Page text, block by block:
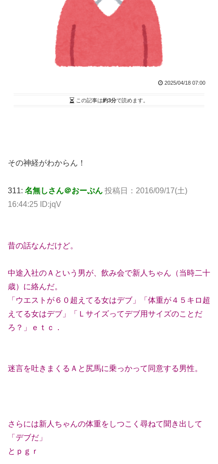
2025/04/18 07:00
この記事は約3分で読めます。
その神経がわからん！
311: 名無しさん＠おーぷん 投稿日： 2016/09/17(土)
16:44:25 ID:jqV
昔の話なんだけど。
中途入社のＡという男が、飲み会で新人ちゃん（当時二十
歳）に絡んだ。
「ウエストが６０超えてる女はデブ」「体重が４５キロ超
えてる女はデブ」「Ｌサイズってデブ用サイズのことだ
ろ？」ｅｔｃ．
迷言を吐きまくるＡと尻馬に乗っかって同意する男性。
さらには新人ちゃんの体重をしつこく尋ねて聞き出して
「デブだ」
とｐｇｒ